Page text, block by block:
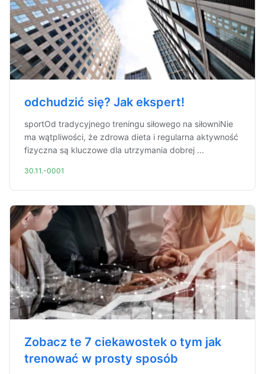
odchudzić się? Jak ekspert!
sportOd tradycyjnego treningu siłowego na siłowniNie
ma wątpliwości, że zdrowa dieta i regularna aktywność
fizyczna są kluczowe dla utrzymania dobrej ...
30.11.-0001
Zobacz te 7 ciekawostek o tym jak
trenować w prosty sposób